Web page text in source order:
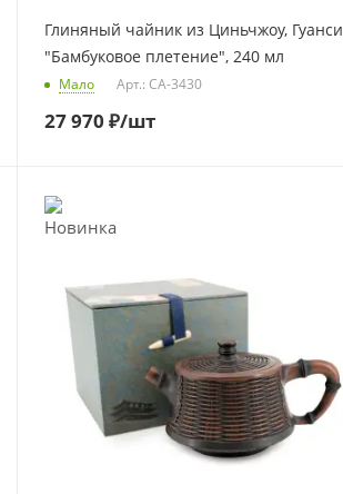
Глиняный чайник из Циньчжоу, Гуанси
"Бамбуковое плетение", 240 мл
Мало Арт.: CA-3430
27 970 ₽/шт